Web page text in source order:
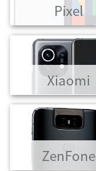
Pixel
Xiaomi
ZenFone